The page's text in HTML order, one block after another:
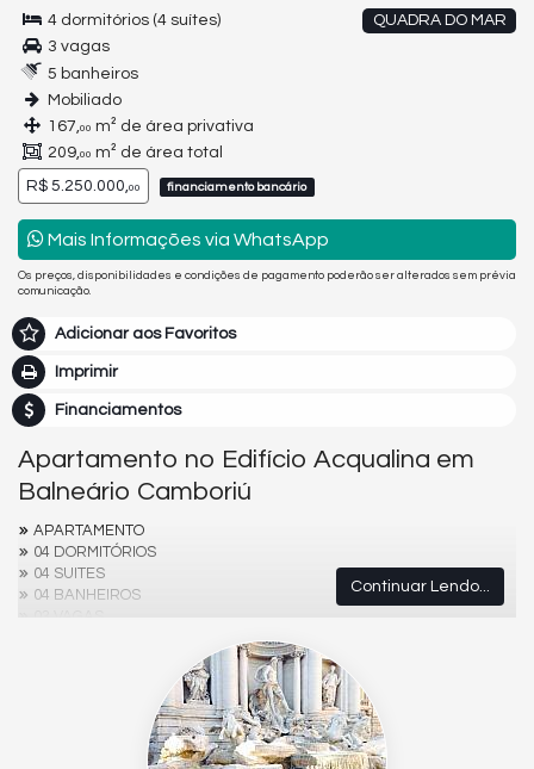
QUADRA DO MAR
4 dormitórios (4 suítes)
3 vagas
5 banheiros
Mobiliado
167,00 m² de área privativa
209,00 m² de área total
R$ 5.250.000,00 financiamento bancário
Mais Informações via WhatsApp
Os preços, disponibilidades e condições de pagamento poderão ser alterados sem prévia
comunicação.
Adicionar aos Favoritos
Imprimir
Financiamentos
Apartamento no Edifício Acqualina em
Balneário Camboriú
APARTAMENTO
04 DORMITÓRIOS
04 SUITES
04 BANHEIROS
03 VAGAS
Banheiro de Serviço
Continuar Lendo...